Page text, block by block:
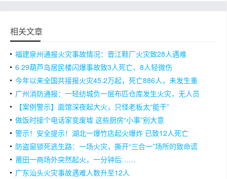
相关文章
福建泉州通报火灾事故情况：晋江鞋厂火灾致28人遇难
6·29葫芦岛居民楼闪爆事故致3人死亡、8人轻微伤
今年以来全国共接报火灾45.2万起，死亡886人，未发生重
大及以上火灾事故
广州消防通报：一轻纺城负一层布匹仓库发生火灾，无人员
伤亡
【案例警示】面馆深夜起大火，只怪老板太“能干”
做饭时接个电话家变废墟 这些厨房“小事”别大意
警示！安全提示！湖北一爆竹店起火爆炸 已致12人死亡
防盗窗锁死逃生路：一场火灾，撕开“三合一”场所的致命谎
言
莆田一商场外突然起火，一分钟后……
广东汕头火灾事故遇难人数升至12人